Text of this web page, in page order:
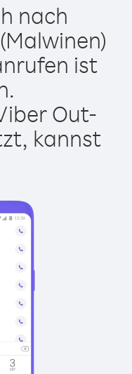
nach
ist
Out-
kannst